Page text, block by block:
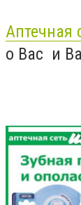
Аптечная
о Вас и